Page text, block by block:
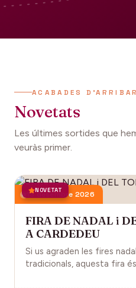
ACABADES D'ARRIBAR
Novetats
Les últimes sortides que
veuràs primer.
NOVETAT
13 desembre 2026
FIRA DE NADAL i
A CARDEDEU
Si us agraden les fires
tradicionals, aquesta fira